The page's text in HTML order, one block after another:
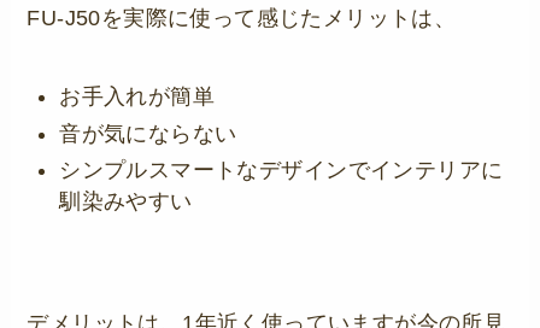
FU-J50を実際に使って感じたメリットは、
お手入れが簡単
音が気にならない
シンプルスマートなデザインでインテリアに
馴染みやすい
デメリットは、1年近く使っていますが今の所見